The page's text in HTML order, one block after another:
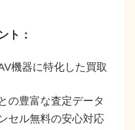
ト：
機器に特化した買取
の豊富な査定データ
セル無料の安心対応